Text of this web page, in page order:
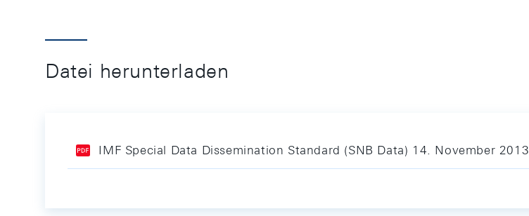
Datei herunterladen
IMF Special Data Dissemination Standard (SNB Data) 14. November 2013